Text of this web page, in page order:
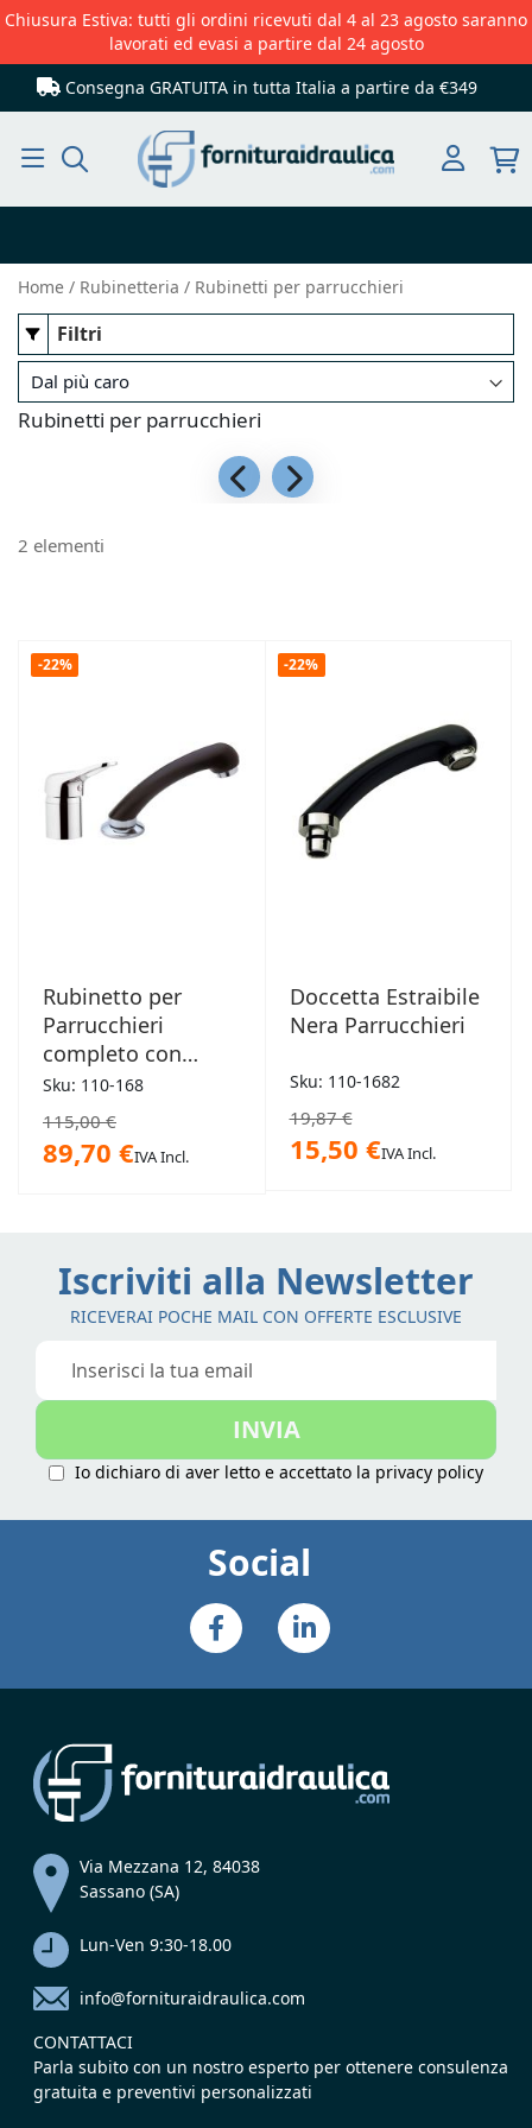
Chiusura Estiva: tutti gli ordini ricevuti dal 4 al 23 agosto saranno
lavorati ed evasi a partire dal 24 agosto
Consegna GRATUITA in tutta Italia a partire da €349
Home Rubinetteria Rubinetti per parrucchieri
Rubinetti per parrucchieri
2 elementi
-22%
Rubinetto per
Parrucchieri
completo con
doccia estraibile
Sku: 110-168
115,00 €
89,70 €IVA Incl.
-22%
Doccetta Estraibile
Nera Parrucchieri
Sku: 110-1682
19,87 €
15,50 €IVA Incl.
Filtri
Iscriviti alla Newsletter
RICEVERAI POCHE MAIL CON OFFERTE ESCLUSIVE
nostra
INVIA
Io dichiaro di aver letto e accettato la privacy policy
Social
Via Mezzana 12, 84038
Sassano (SA)
Lun-Ven 9:30-18.00
info@fornituraidraulica.com
CONTATTACI
Parla subito con un nostro esperto per ottenere consulenza
gratuita e preventivi personalizzati